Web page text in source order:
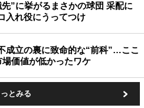
”に挙がるまさかの球団 采配に
入れ役にうってつけ
成立の裏に致命的な“前科”…ここ
場価値が低かったワケ
っとみる